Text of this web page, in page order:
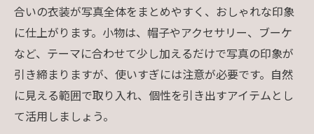
合いの衣装が写真全体をまとめやすく、おしゃれな印象
に仕上がります。小物は、帽子やアクセサリー、ブーケ
など、テーマに合わせて少し加えるだけで写真の印象が
引き締まりますが、使いすぎには注意が必要です。自然
に見える範囲で取り入れ、個性を引き出すアイテムとし
て活用しましょう。